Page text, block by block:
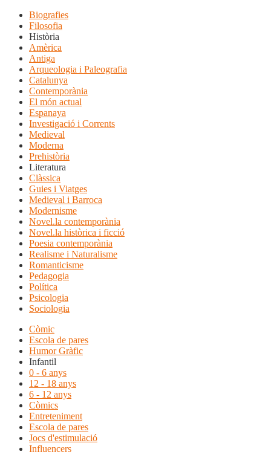
Biografies
Filosofia
Història
Amèrica
Antiga
Arqueologia i Paleografia
Catalunya
Contemporània
El món actual
Espanaya
Investigació i Corrents
Medieval
Moderna
Prehistòria
Literatura
Clàssica
Guies i Viatges
Medieval i Barroca
Modernisme
Novel.la contemporània
Novel.la històrica i ficció
Poesia contemporània
Realisme i Naturalisme
Romanticisme
Pedagogia
Política
Psicologia
Sociologia
Còmic
Escola de pares
Humor Gràfic
Infantil
0 - 6 anys
12 - 18 anys
6 - 12 anys
Còmics
Entreteniment
Escola de pares
Jocs d'estimulació
Influencers